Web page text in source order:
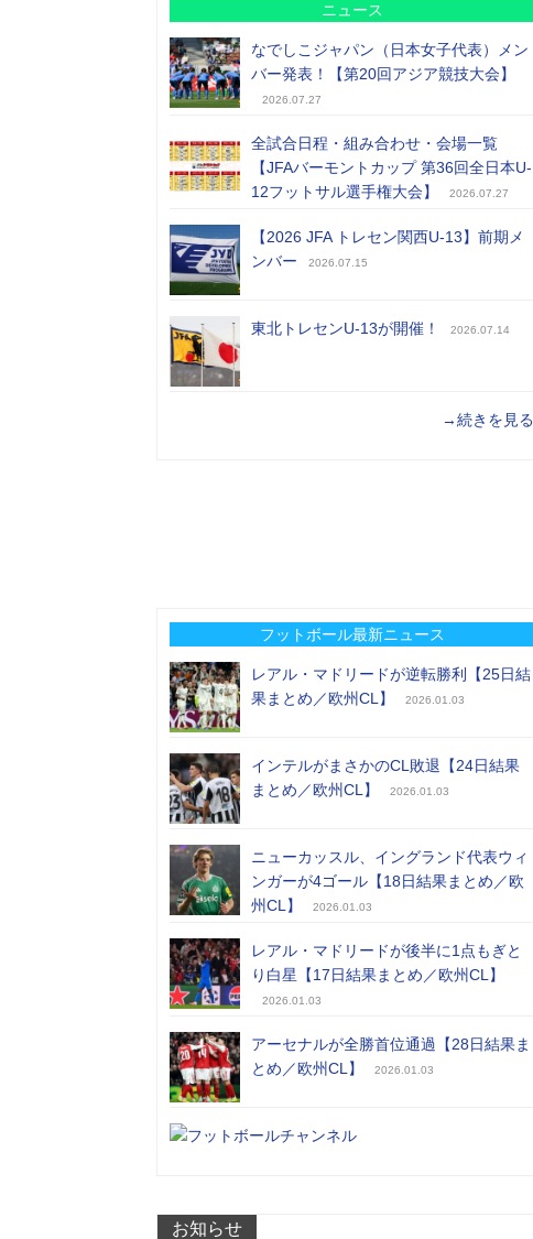
ニュース
なでしこジャパン（日本女子代表）メン
バー発表！【第20回アジア競技大会】
2026.07.27
全試合日程・組み合わせ・会場一覧
【JFAバーモントカップ 第36回全日本U-
12フットサル選手権大会】
2026.07.27
【2026 JFA トレセン関西U-13】前期メ
ンバー
2026.07.15
東北トレセンU-13が開催！ 2026.07.14
→続きを見る
フットボール最新ニュース
レアル・マドリードが逆転勝利【25日結
果まとめ／欧州CL】
2026.01.03
インテルがまさかのCL敗退【24日結果
まとめ／欧州CL】
2026.01.03
ニューカッスル、イングランド代表ウィ
ンガーが4ゴール【18日結果まとめ／欧
州CL】
2026.01.03
レアル・マドリードが後半に1点もぎと
り白星【17日結果まとめ／欧州CL】
2026.01.03
アーセナルが全勝首位通過【28日結果ま
とめ／欧州CL】
2026.01.03
お知らせ